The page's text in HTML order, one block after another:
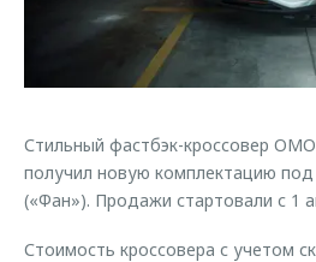
Страхование
Кредитный калькулятор
Одежда и сувениры
Оригинальные аксессуары
Руководства по эксплуатации
Клиентская поддержка
Клуб владельцев OMODA
Приложение O&J
Правовая информация
Обратная связь
Стильный фастбэк-кроссовер
получил новую комплектацию под
(«Фан»). Продажи стартовали с 1
Стоимость кроссовера с учетом